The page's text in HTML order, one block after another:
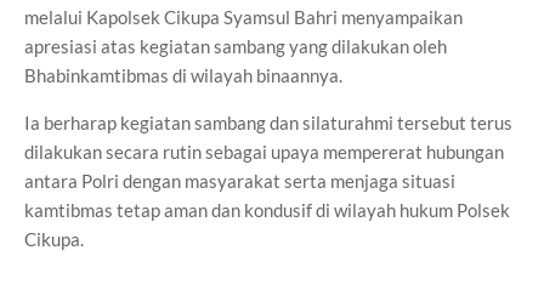
melalui Kapolsek Cikupa Syamsul Bahri menyampaikan
apresiasi atas kegiatan sambang yang dilakukan oleh
Bhabinkamtibmas di wilayah binaannya.
Ia berharap kegiatan sambang dan silaturahmi tersebut terus
dilakukan secara rutin sebagai upaya mempererat hubungan
antara Polri dengan masyarakat serta menjaga situasi
kamtibmas tetap aman dan kondusif di wilayah hukum Polsek
Cikupa.